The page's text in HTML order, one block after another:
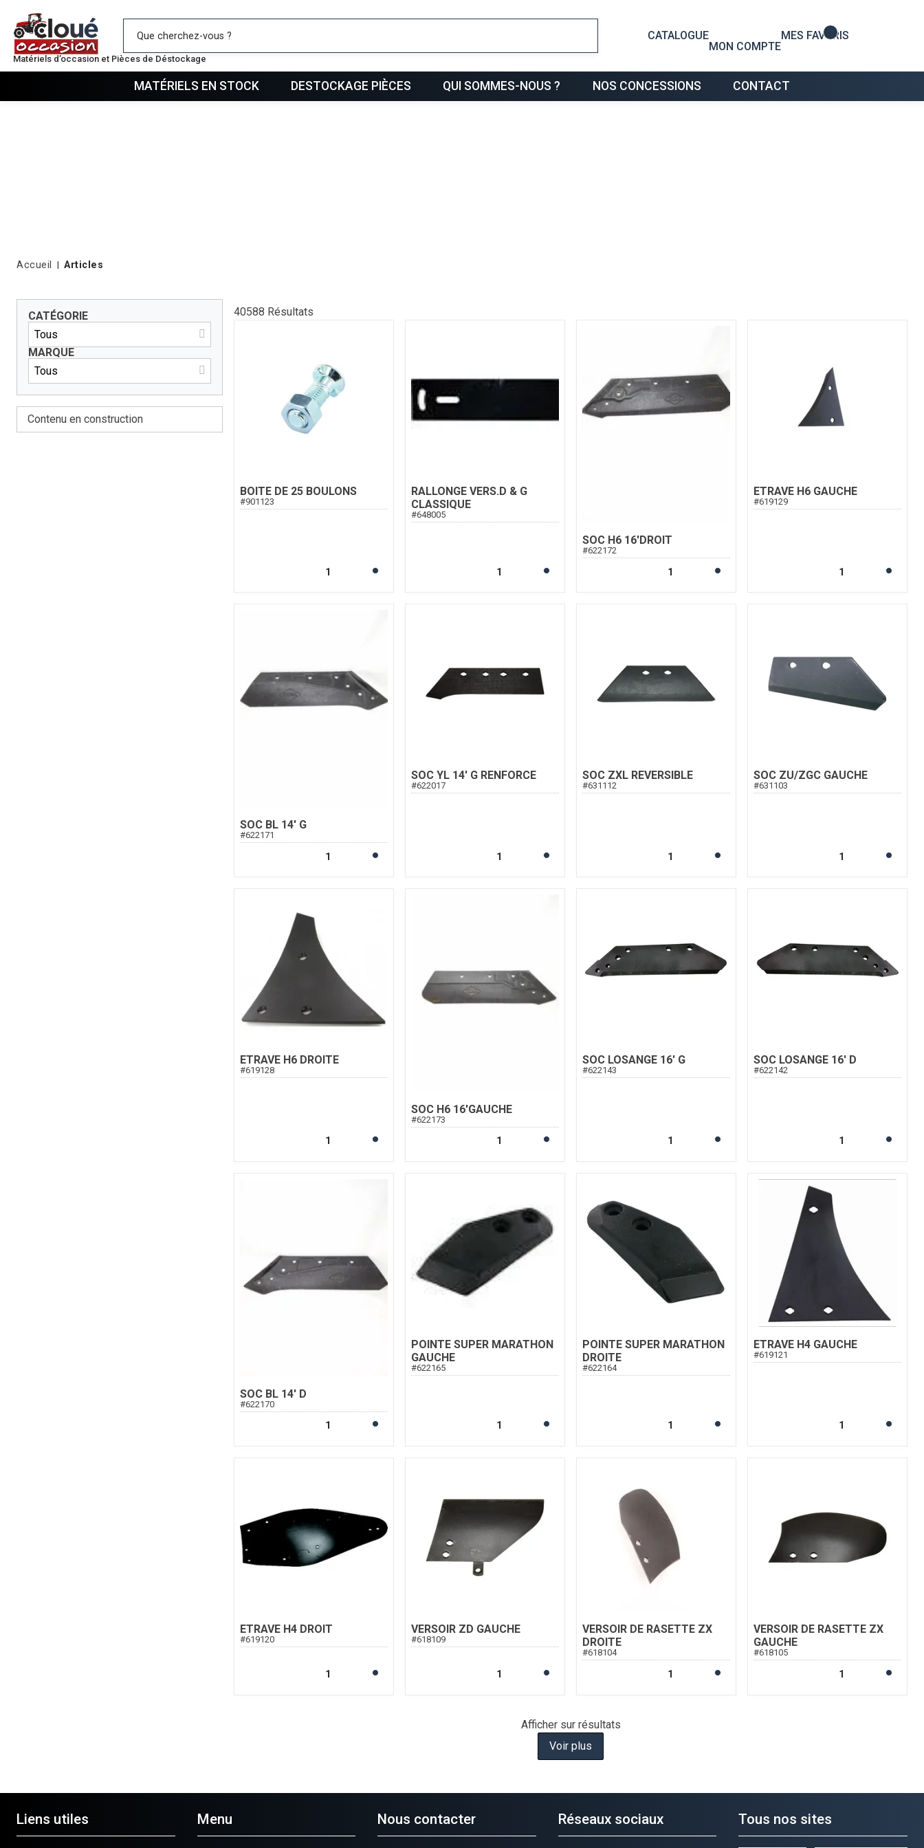
Matériels d’occasion et Pièces de Déstockage
CATALOGUE
MON COMPTE
MES FAVORIS
Mes favoris
MATÉRIELS EN STOCK DESTOCKAGE PIÈCES QUI SOMMES-NOUS ? NOS CONCESSIONS CONTACT
Accueil Articles
Contenu en construction
CATÉGORIE
MARQUE
40588 Résultats
BOITE DE 25 BOULONS
#901123
RALLONGE VERS.D & G
CLASSIQUE
#648005
SOC H6 16'DROIT
#622172
ETRAVE H6 GAUCHE
#619129
SOC BL 14' G
#622171
SOC YL 14' G RENFORCE
#622017
SOC ZXL REVERSIBLE
#631112
SOC ZU/ZGC GAUCHE
#631103
ETRAVE H6 DROITE
#619128
SOC H6 16'GAUCHE
#622173
SOC LOSANGE 16' G
#622143
SOC LOSANGE 16' D
#622142
SOC BL 14' D
#622170
POINTE SUPER MARATHON
GAUCHE
#622165
POINTE SUPER MARATHON
DROITE
#622164
ETRAVE H4 GAUCHE
#619121
ETRAVE H4 DROIT
#619120
VERSOIR ZD GAUCHE
#618109
VERSOIR DE RASETTE ZX
DROITE
#618104
VERSOIR DE RASETTE ZX
GAUCHE
#618105
Afficher sur résultats
Voir plus
Liens utiles Menu Nous contacter Réseaux sociaux Tous nos sites